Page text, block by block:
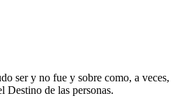
ser y no fue y sobre como, a veces,
Destino de las personas.